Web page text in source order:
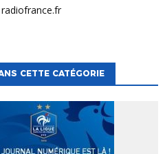
CETTE CATÉGORIE